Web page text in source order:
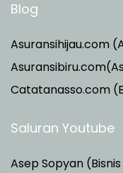
Blog
Asuransihijau.com
Catatanasso.com
Saluran Youtube
Asep Sopyan